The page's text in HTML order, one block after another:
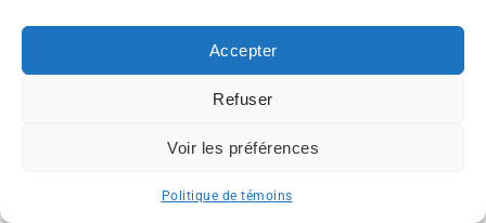
Accepter
Refuser
Voir les préférences
Politique de témoins